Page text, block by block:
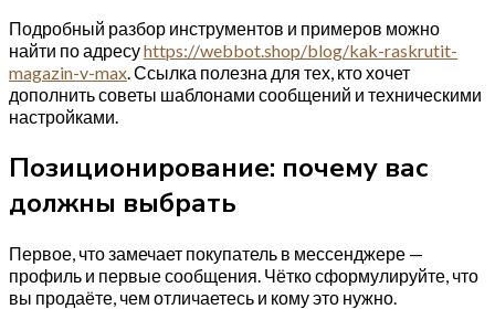
Подробный разбор инструментов и примеров можно
найти по адресуhttps://webbot.shop/blog/kak-raskrutit-
magazin-v-max. Ссылка полезна для тех, кто хочет
дополнить советы шаблонами сообщений и техническими
настройками.
Позиционирование: почему вас
должны выбрать
Первое, что замечает покупатель в мессенджере —
профиль и первые сообщения. Чётко сформулируйте, что
вы продаёте, чем отличаетесь и кому это нужно.